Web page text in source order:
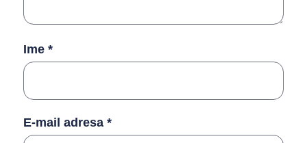
Ime *
E-mail adresa *